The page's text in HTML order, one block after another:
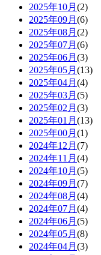
2025年10月 (2)
2025年09月 (6)
2025年08月 (2)
2025年07月 (6)
2025年06月 (3)
2025年05月 (13)
2025年04月 (4)
2025年03月 (5)
2025年02月 (3)
2025年01月 (13)
2025年00月 (1)
2024年12月 (7)
2024年11月 (4)
2024年10月 (5)
2024年09月 (7)
2024年08月 (4)
2024年07月 (4)
2024年06月 (5)
2024年05月 (8)
2024年04月 (3)